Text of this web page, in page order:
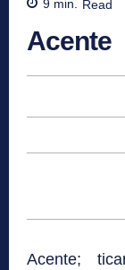
9 min. Read
Acente
Acente;